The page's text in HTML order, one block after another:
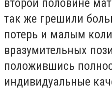
второй половине
так же грешили
потерь и малым
вразумительных
положившись
индивидуальные